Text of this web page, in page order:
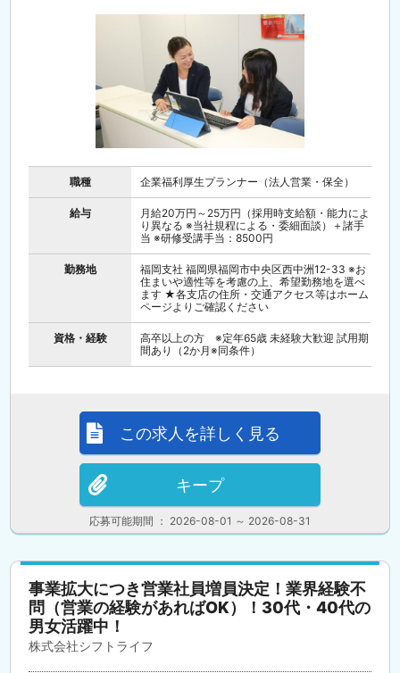
職種 企業福利厚生プランナー（法人営業・保全）
給与
月給20万円～25万円（採用時支給額・能力によ
り異なる ※当社規程による・委細面談）＋諸手
当 ※研修受講手当：8500円
勤務地
福岡支社 福岡県福岡市中央区西中洲12-33 ※お
住まいや適性等を考慮の上、希望勤務地を選べ
ます ★各支店の住所・交通アクセス等はホーム
ページよりご確認ください
資格・経験
高卒以上の方 ※定年65歳 未経験大歓迎 試用期
間あり（2か月※同条件）
応募可能期間 ： 2026-08-01 ～ 2026-08-31
この求人を詳しく見る
キープ
事業拡大につき営業社員増員決定！業界経験不
問（営業の経験があればOK）！30代・40代の
男女活躍中！
株式会社シフトライフ